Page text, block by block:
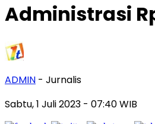
Administrasi
ADMIN - Jurnalis
Sabtu, 1 Juli 2023 - 07:40 WIB